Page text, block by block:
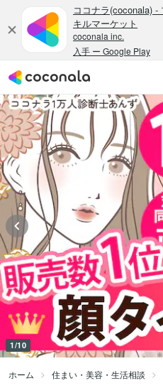
1/10
ホーム 住まい・美容・生活相談